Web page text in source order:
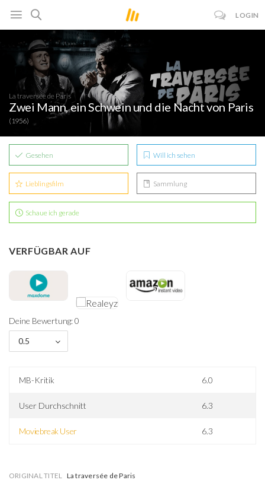
LOGIN
La traversée de Paris
Zwei Mann, ein Schwein und die Nacht von Paris
(1956)
Gesehen Will ich sehen
Lieblingsfilm Sammlung
Schaue ich gerade
VERFÜGBAR AUF
Deine Bewertung: 0
0.5
MB-Kritik 6.0
User Durchschnitt 6.3
Moviebreak User 6.3
ORIGINAL TITEL La traversée de Paris